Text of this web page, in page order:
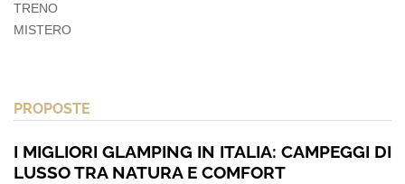
TRENO
MISTERO
PROPOSTE
I MIGLIORI GLAMPING IN ITALIA: CAMPEGGI DI
LUSSO TRA NATURA E COMFORT